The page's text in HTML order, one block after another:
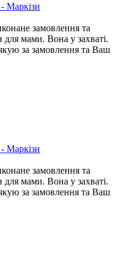
Маркізи
замовлення та
для мами. Вона у захваті.
за замовлення та Ваш
Маркізи
замовлення та
для мами. Вона у захваті.
за замовлення та Ваш